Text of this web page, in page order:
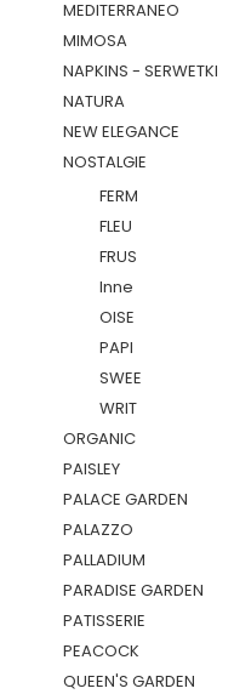
MEDITERRANEO
MIMOSA
NAPKINS - SERWETKI
NATURA
NEW ELEGANCE
NOSTALGIE
FERM
FLEU
FRUS
Inne
OISE
PAPI
SWEE
WRIT
ORGANIC
PAISLEY
PALACE GARDEN
PALAZZO
PALLADIUM
PARADISE GARDEN
PATISSERIE
PEACOCK
QUEEN'S GARDEN